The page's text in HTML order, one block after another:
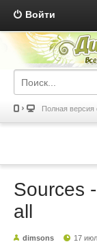
Войти
Полная версия
Sources
all
dimsons 17